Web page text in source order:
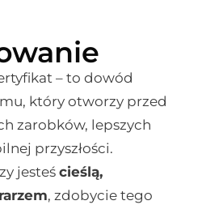
– to dowód
który otworzy przed
zarobków, lepszych
przyszłości.
jesteś cieślą,
, zdobycie tego